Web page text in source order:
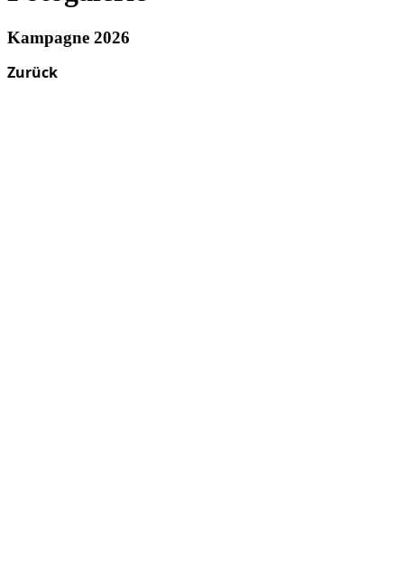
Kampagne 2026
Zurück